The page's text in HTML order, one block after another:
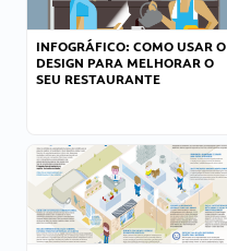
INFOGRÁFICO: COMO USAR O
DESIGN PARA MELHORAR O
SEU RESTAURANTE